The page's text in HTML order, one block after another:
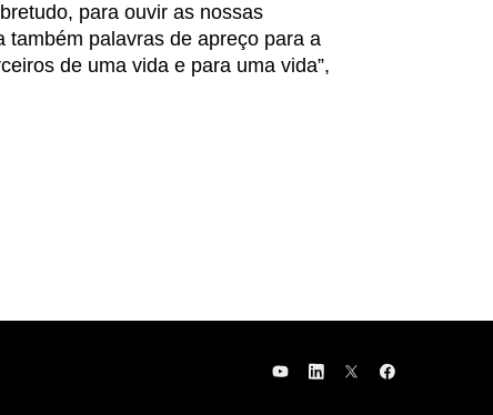
para ouvir as nossas
também palavras de apreço para a
de uma vida e para uma vida”,